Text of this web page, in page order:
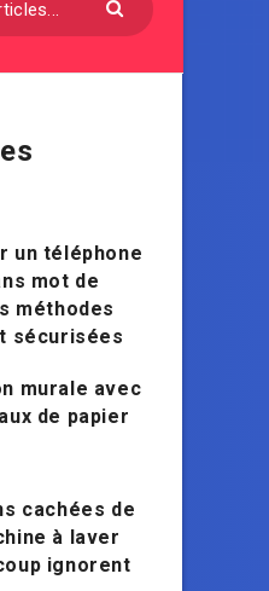
un téléphone
mot de
méthodes
sécurisées
murale avec
de papier
cachées de
à laver
ignorent